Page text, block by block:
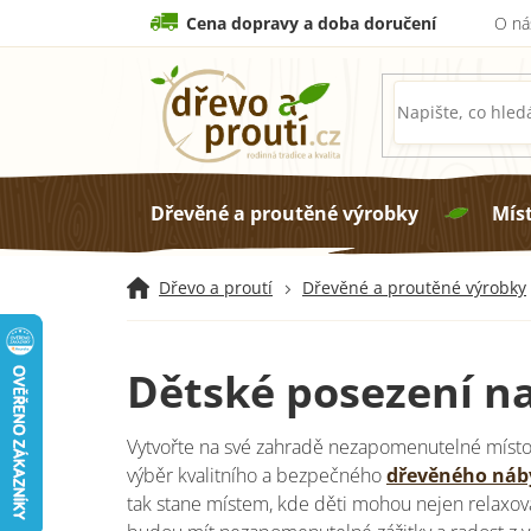
obsah
Cena dopravy a doba doručení O
Dřevěné a proutěné výrobky
Dřevo a proutí Dřevěné a proutěné výrobky
Dětské posezení
Vytvořte na své zahradě nezapomenutelné
výběr kvalitního a bezpečnéhodřevěného
tak stane místem, kde děti mohou nejen